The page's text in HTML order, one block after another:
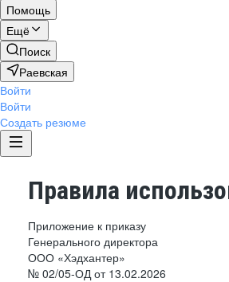
Помощь
Ещё
Поиск
Раевская
Войти
Войти
Создать резюме
Правила
Приложение к приказу
Генерального директора
ООО «Хэдхантер»
№ 02/05-ОД от 13.02.2026